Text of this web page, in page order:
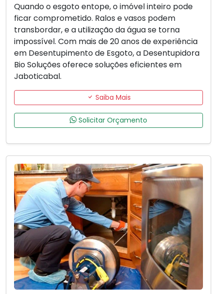
Quando o esgoto entope, o imóvel inteiro pode
ficar comprometido. Ralos e vasos podem
transbordar, e a utilização da água se torna
impossível. Com mais de 20 anos de experiência
em Desentupimento de Esgoto, a Desentupidora
Bio Soluções oferece soluções eficientes em
Jaboticabal.
Saiba Mais
Solicitar Orçamento